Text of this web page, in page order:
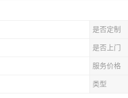
是否定制
是否上门
服务价格
类型